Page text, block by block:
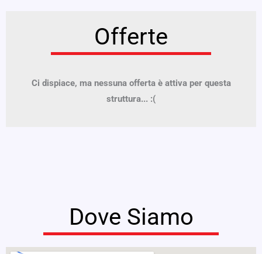
Offerte
Ci dispiace, ma nessuna offerta è attiva per questa
struttura... :(
Dove Siamo